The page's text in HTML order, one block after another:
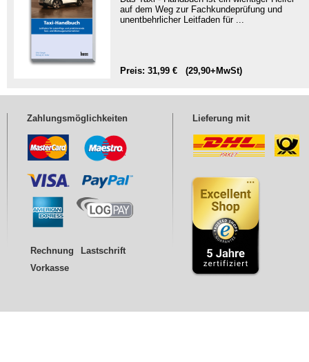
auf dem Weg zur Fachkundeprüfung und
unentbehrlicher Leitfaden für ...
Preis: 31,99 € (29,90+MwSt)
Zahlungsmöglichkeiten
Rechnung
Lastschrift
Vorkasse
Lieferung mit